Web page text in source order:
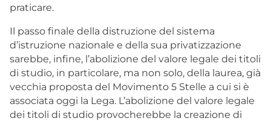
praticare.
Il passo finale della distruzione del sistema
d’istruzione nazionale e della sua privatizzazione
sarebbe, infine, l’abolizione del valore legale dei titoli
di studio, in particolare, ma non solo, della laurea, già
vecchia proposta del Movimento 5 Stelle a cui si è
associata oggi la Lega. L’abolizione del valore legale
dei titoli di studio provocherebbe la creazione di